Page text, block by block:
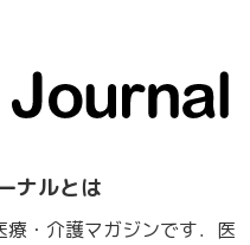
ナルとは
・介護マガジンです．医